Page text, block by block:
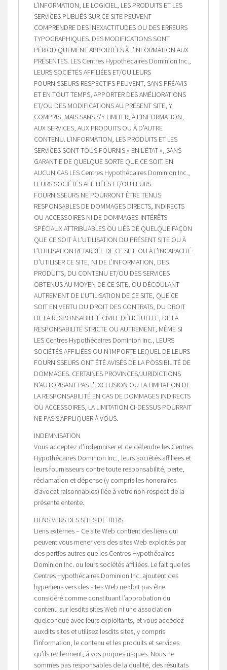
L’INFORMATION, LE LOGICIEL, LES PRODUITS ET LES
SERVICES PUBLIÉS SUR CE SITE PEUVENT
COMPRENDRE DES INEXACTITUDES OU DES ERREURS
TYPOGRAPHIQUES. DES MODIFICATIONS SONT
PÉRIODIQUEMENT APPORTÉES À L’INFORMATION AUX
PRÉSENTES. LES Centres Hypothécaires Dominion Inc.,
LEURS SOCIÉTÉS AFFILIÉES ET/OU LEURS
FOURNISSEURS RESPECTIFS PEUVENT, SANS PRÉAVIS
ET EN TOUT TEMPS, APPORTER DES AMÉLIORATIONS
ET/OU DES MODIFICATIONS AU PRÉSENT SITE, Y
COMPRIS, MAIS SANS S’Y LIMITER, À L’INFORMATION,
AUX SERVICES, AUX PRODUITS OU À D’AUTRE
CONTENU. L’INFORMATION, LES PRODUITS ET LES
SERVICES SONT TOUS FOURNIS « EN L’ÉTAT », SANS
GARANTIE DE QUELQUE SORTE QUE CE SOIT. EN
AUCUN CAS LES Centres Hypothécaires Dominion Inc.,
LEURS SOCIÉTÉS AFFILIÉES ET/OU LEURS
FOURNISSEURS NE POURRONT ÊTRE TENUS
RESPONSABLES DE DOMMAGES DIRECTS, INDIRECTS
OU ACCESSOIRES NI DE DOMMAGES-INTÉRÊTS
SPÉCIAUX ATTRIBUABLES OU LIÉS DE QUELQUE FAÇON
QUE CE SOIT À L’UTILISATION DU PRÉSENT SITE OU À
L’UTILISATION RETARDÉE DE CE SITE OU À L’INCAPACITÉ
D’UTILISER CE SITE, NI DE L’INFORMATION, DES
PRODUITS, DU CONTENU ET/OU DES SERVICES
OBTENUS AU MOYEN DE CE SITE, OU DÉCOULANT
AUTREMENT DE L’UTILISATION DE CE SITE, QUE CE
SOIT EN VERTU DU DROIT DES CONTRATS, DU DROIT
DE LA RESPONSABILITÉ CIVILE DÉLICTUELLE, DE LA
RESPONSABILITÉ STRICTE OU AUTREMENT, MÊME SI
LES Centres Hypothécaires Dominion Inc., LEURS
SOCIÉTÉS AFFILIÉES OU N’IMPORTE LEQUEL DE LEURS
FOURNISSEURS ONT ÉTÉ AVISÉS DE LA POSSIBILITÉ DE
DOMMAGES. CERTAINES PROVINCES/JURIDICTIONS
N’AUTORISANT PAS L’EXCLUSION OU LA LIMITATION DE
LA RESPONSABILITÉ EN CAS DE DOMMAGES INDIRECTS
OU ACCESSOIRES, LA LIMITATION CI-DESSUS POURRAIT
NE PAS S’APPLIQUER À VOUS.
INDEMNISATION
Vous acceptez d’indemniser et de défendre les Centres
Hypothécaires Dominion Inc., leurs sociétés affiliées et
leurs fournisseurs contre toute responsabilité, perte,
réclamation et dépense (y compris les honoraires
d’avocat raisonnables) liée à votre non-respect de la
présente entente.
LIENS VERS DES SITES DE TIERS
Liens externes – Ce site Web contient des liens qui
peuvent vous mener vers des sites Web exploités par
des parties autres que les Centres Hypothécaires
Dominion Inc. ou leurs sociétés affiliées. Le fait que les
Centres Hypothécaires Dominion Inc. ajoutent des
hyperliens vers des sites Web ne doit pas être
considéré comme constituant l’approbation du
contenu sur lesdits sites Web ni une association
quelconque avec leurs exploitants, et vous accédez
auxdits sites et utilisez lesdits sites, y compris
l’information, le contenu et les produits et services
qu’ils renferment, à vos propres risques. Nous ne
sommes pas responsables de la qualité, des résultats